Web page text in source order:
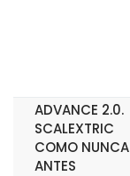
ADVANCE 2.0.
SCALEXTRIC
COMO NUNCA
ANTES